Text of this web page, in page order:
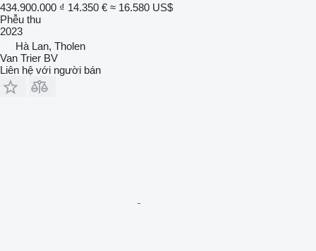
434.900.000 ₫ 14.350 € ≈ 16.580 US$
Phễu thu
2023
Hà Lan, Tholen
Van Trier BV
Liên hệ với người bán